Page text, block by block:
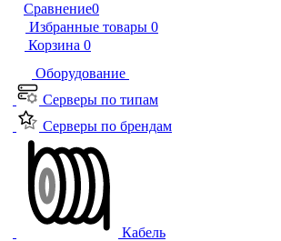
Сравнение0
Избранные товары 0
Корзина 0
Оборудование
Серверы по типам
Серверы по брендам
Кабель